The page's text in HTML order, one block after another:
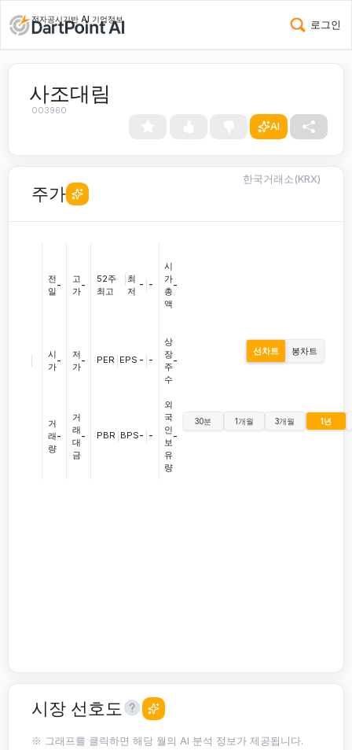
전자공시기반 AI 기업정보 로그인
사조대림
003960
AI
주가
한국거래소(KRX)
전
일
-
시
가
-
거
래
량
-
고
가
-
저
가
-
거
래
대
금
-
52주
최고
최
저
- -
PER EPS - -
PBR BPS- -
시
가
총
액
-
상
장
주
수
-
외
국
인
보
유
량
-
선차트 봉차트
30분 1개월 3개월 1년
시장 선호도
※ 그래프를 클릭하면 해당 월의 AI 분석 정보가 제공됩니다.